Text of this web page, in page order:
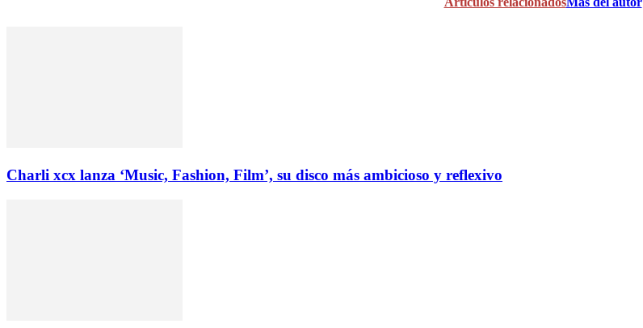
Charli xcx lanza ‘Music, Fashion, Film’, su disco más ambicioso y reflexivo